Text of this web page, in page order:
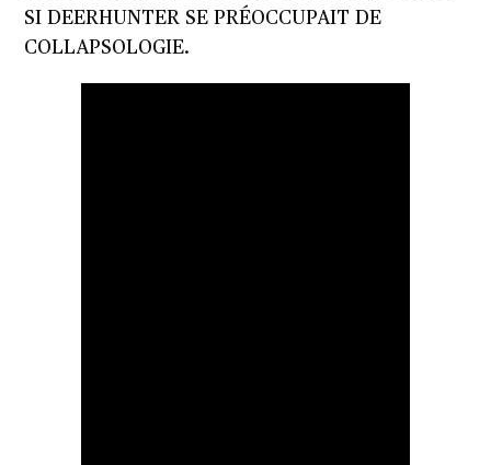
SI DEERHUNTER SE PRÉOCCUPAIT DE
COLLAPSOLOGIE.